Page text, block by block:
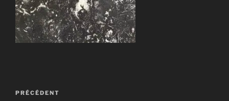
Navigation
Article
PRÉCÉDENT